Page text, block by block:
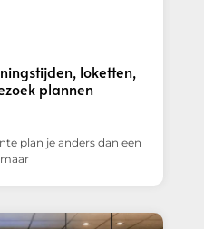
loketten,
plannen
plan je anders dan een